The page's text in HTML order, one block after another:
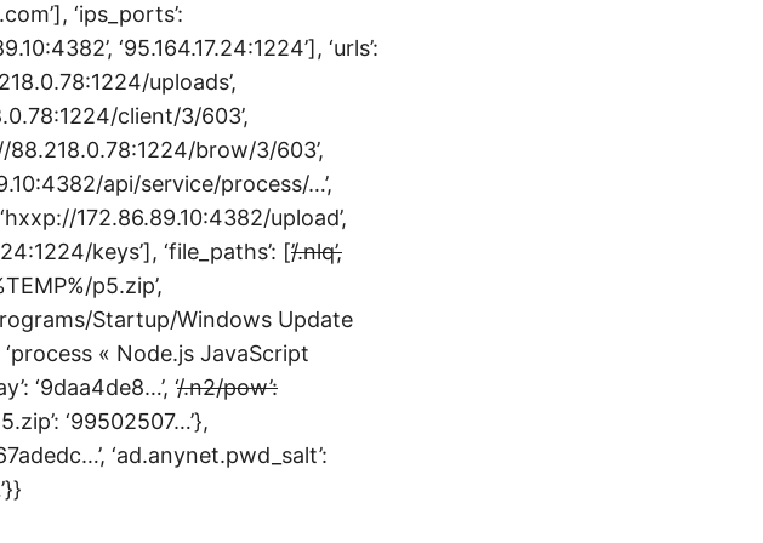
‘ips_ports’:
‘95.164.17.24:1224’], ‘urls’:
uploads’,
client/3/603’,
88.218.0.78:1224/brow/3/603’,
api/service/process/…’,
172.86.89.10:4382/upload’,
keys’], ‘file_paths’: [’/.nlq’,
p5.zip’,
Startup/Windows Update
‘process « Node.js JavaScript
‘9daa4de8…’, ‘/.n2/pow’:
‘99502507…’},
‘ad.anynet.pwd_salt’: